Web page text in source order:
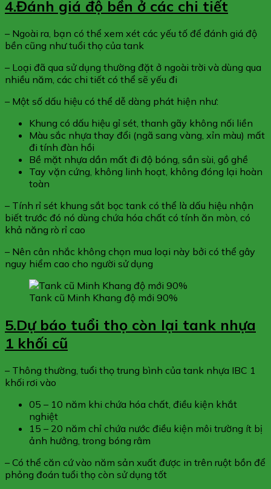
4.Đánh giá độ bền ở các chi tiết
– Ngoài ra, bạn có thể xem xét các yếu tố để đánh giá độ
bền cũng như tuổi thọ của tank
– Loại đã qua sử dụng thường đặt ở ngoài trời và dùng qua
nhiều năm, các chi tiết có thể sẽ yếu đi
– Một số dấu hiệu có thể dễ dàng phát hiện như:
Khung có dấu hiệu gỉ sét, thanh gãy không nối liền
Màu sắc nhựa thay đổi (ngã sang vàng, xỉn màu) mất
đi tính đàn hồi
Bề mặt nhựa dần mất đi độ bóng, sần sùi, gồ ghề
Tay vặn cứng, không linh hoạt, không đóng lại hoàn
toàn
– Tính rỉ sét khung sắt bọc tank có thể là dấu hiệu nhận
biết trước đó nó dùng chứa hóa chất có tính ăn mòn, có
khả năng rò rỉ cao
– Nên cân nhắc không chọn mua loại này bởi có thể gây
nguy hiểm cao cho người sử dụng
Tank cũ Minh Khang độ mới 90%
5.Dự báo tuổi thọ còn lại tank nhựa
1 khối cũ
– Thông thường, tuổi thọ trung bình của tank nhựa IBC 1
khối rơi vào
05 – 10 năm khi chứa hóa chất, điều kiện khắt
nghiệt
15 – 20 năm chỉ chứa nước điều kiện môi trường ít bị
ảnh hưởng, trong bóng râm
– Có thể căn cứ vào năm sản xuất được in trên ruột bồn để
phỏng đoán tuổi thọ còn sử dụng tốt